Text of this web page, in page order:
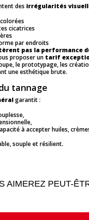
des irrégularités
cicatrices
par endroits
pas la performance
proposer un tarif
le prototypage, les
une esthétique brute.
tannage
garantit :
à accepter huiles,
souple et résilient.
AIMEREZ PEUT-